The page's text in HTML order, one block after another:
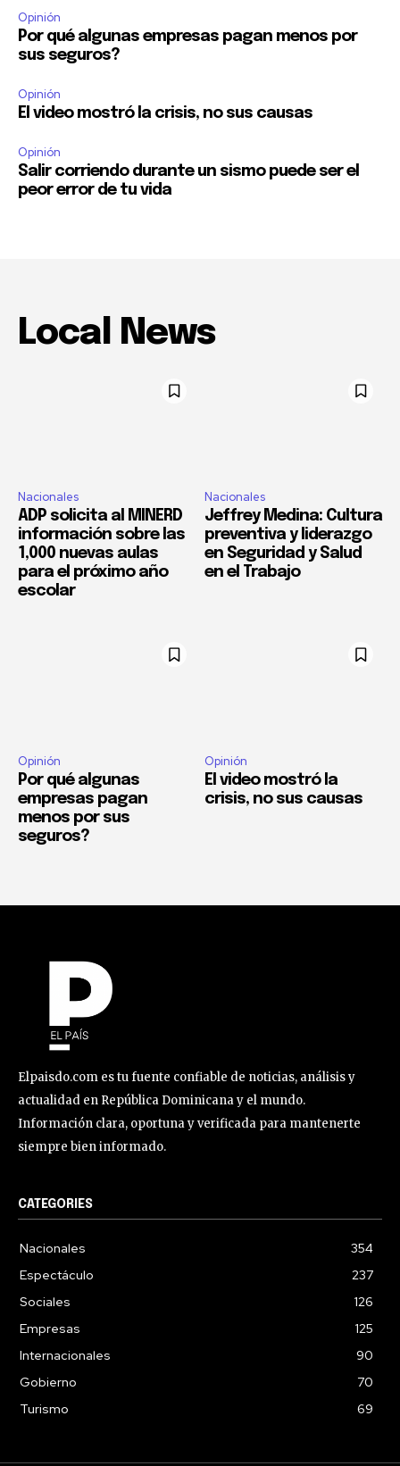
Opinión
Por qué algunas empresas pagan menos por
sus seguros?
Opinión
El video mostró la crisis, no sus causas
Opinión
Salir corriendo durante un sismo puede ser el
peor error de tu vida
Local News
Nacionales
ADP solicita al MINERD
información sobre las
1,000 nuevas aulas
para el próximo año
escolar
Nacionales
Jeffrey Medina: Cultura
preventiva y liderazgo
en Seguridad y Salud
en el Trabajo
Opinión
Por qué algunas
empresas pagan
menos por sus
seguros?
Opinión
El video mostró la
crisis, no sus causas
Elpaisdo.com es tu fuente confiable de noticias, análisis y
actualidad en República Dominicana y el mundo.
Información clara, oportuna y verificada para mantenerte
siempre bien informado.
CATEGORIES
Nacionales
354
Espectáculo
237
Sociales
126
Empresas
125
Internacionales
90
Gobierno
70
Turismo
69